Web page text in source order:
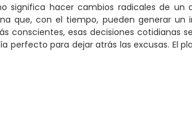
significa hacer cambios radicales de un
que, con el tiempo, pueden generar un
conscientes, esas decisiones cotidianas
perfecto para dejar atrás las excusas. El